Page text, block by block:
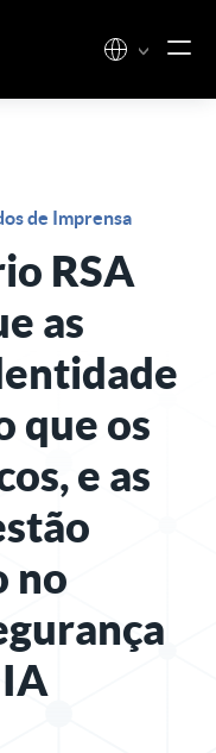
de Imprensa
RSA
as
que os
e as
no